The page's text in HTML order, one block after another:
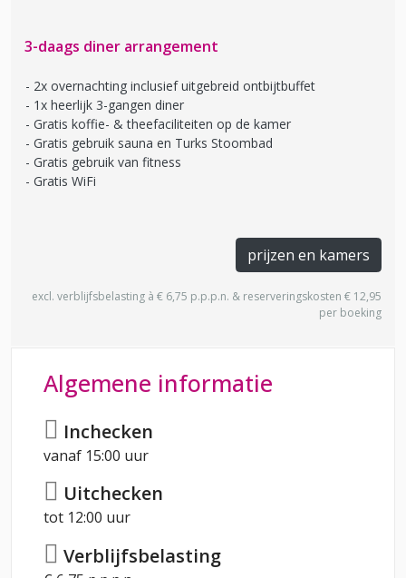
3-daags diner arrangement
2x overnachting inclusief uitgebreid ontbijtbuffet
1x heerlijk 3-gangen diner
Gratis koffie- & theefaciliteiten op de kamer
Gratis gebruik sauna en Turks Stoombad
Gratis gebruik van fitness
Gratis WiFi
prijzen en kamers
excl. verblijfsbelasting à € 6,75 p.p.p.n. & reserveringskosten € 12,95
per boeking
Algemene informatie
Inchecken
vanaf 15:00 uur
Uitchecken
tot 12:00 uur
Verblijfsbelasting